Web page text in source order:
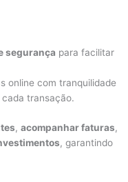
segurança para facilitar
online com tranquilidade
cada transação.
, acompanhar faturas,
, garantindo